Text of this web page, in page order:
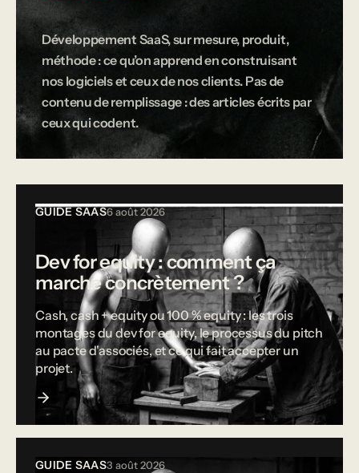
Développement SaaS, sur mesure, produit,
méthode : ce qu’on apprend en construisant
nos logiciels et ceux de nos clients. Pas de
contenu de remplissage : des articles écrits par
ceux qui codent.
GUIDE SAAS6 août 2026
Dev for equity : comment ça
marche concrètement ?
Cash, cash + equity ou 100 % equity : les trois
montages du dev for equity, le processus du pitch
au pacte d'associés, et ce qui fait accepter un
projet.
GUIDE SAAS3 août 2026